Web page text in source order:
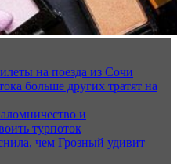
на поезда из Сочи
больше других тратят на
и
турпоток
чем Грозный удивит